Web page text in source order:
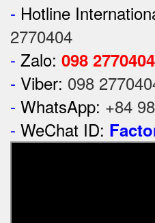
- Hotline
2770404
- Zalo: 098 2770404
- Viber: 098
- WhatsApp: +84
- WeChat ID: